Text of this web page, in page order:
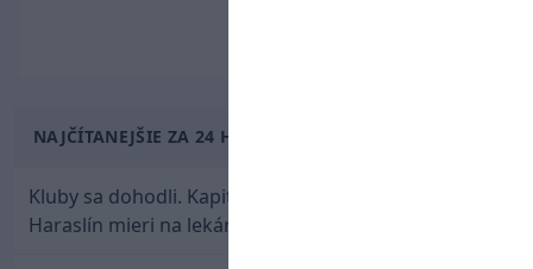
NAJČÍTANEJŠIE ZA 24 HODÍN
Kluby sa dohodli. Kapitán Sparty Praha Lukáš
Haraslín mieri na lekársku prehliadku